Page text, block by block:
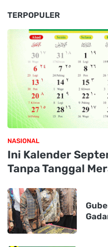
TERPOPULER
NASIONAL
Ini Kalender
Tanpa Tanggal